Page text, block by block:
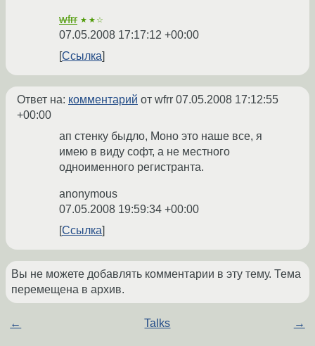
wfrr ★★☆
07.05.2008 17:17:12 +00:00
Ссылка
Ответ на: комментарий от wfrr 07.05.2008 17:12:55
+00:00
ап стенку быдло, Моно это наше все, я
имею в виду софт, а не местного
одноименного регистранта.
anonymous
07.05.2008 19:59:34 +00:00
Ссылка
Вы не можете добавлять комментарии в эту тему. Тема
перемещена в архив.
← Talks →